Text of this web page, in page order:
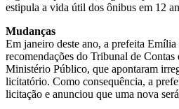
estipula a vida útil dos ônibus em 12
Mudanças
Em janeiro deste ano, a prefeita Emília
recomendações do Tribunal de
Ministério Público, que apontaram
licitatório. Como consequência, a
licitação e anunciou que uma nova